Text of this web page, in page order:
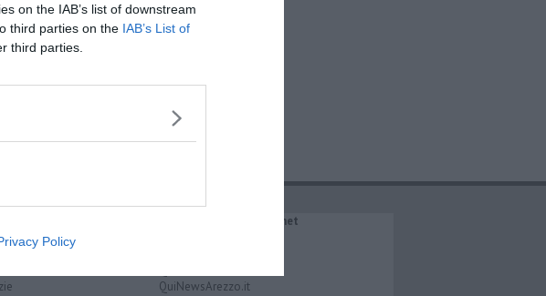
on the IAB’s list of downstream
third parties on the IAB’s List of
third parties.
Policy
settimana
IL NETWORK QuiNews.net
QuiNewsArezzo.it